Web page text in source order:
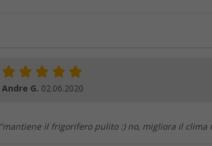
Andre G. 02.06.2020
"mantiene il frigorifero pulito :) no, migliora il clima